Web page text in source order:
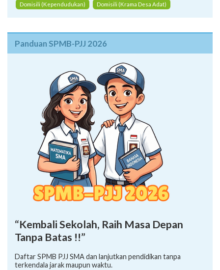
Domisili (Kependudukan)
Domisili (Krama Desa Adat)
Panduan SPMB-PJJ 2026
“Kembali Sekolah, Raih Masa Depan
Tanpa Batas !!”
Daftar SPMB PJJ SMA dan lanjutkan pendidikan tanpa
terkendala jarak maupun waktu.